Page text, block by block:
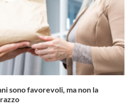
sono favorevoli, ma non la